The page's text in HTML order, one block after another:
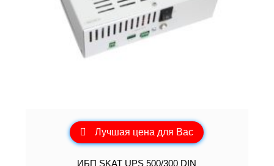
Лучшая цена для Вас
ИБП SKAT UPS 500/300 DIN